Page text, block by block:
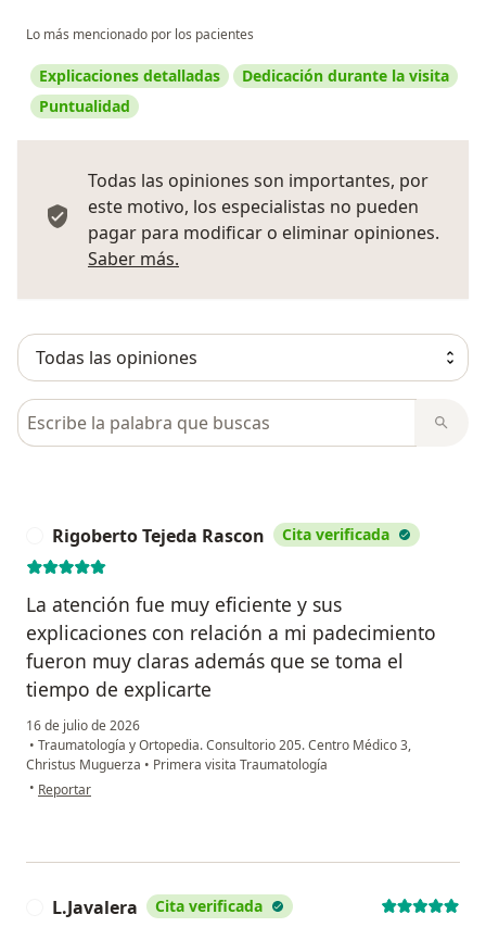
Lo más mencionado por los pacientes
Explicaciones detalladas
Dedicación durante la visita
Puntualidad
Todas las opiniones son importantes, por
este motivo, los especialistas no pueden
pagar para modificar o eliminar opiniones.
Saber más.
Busca en opiniones
Rigoberto Tejeda Rascon Cita verificada
La atención fue muy eficiente y sus
explicaciones con relación a mi padecimiento
fueron muy claras además que se toma el
tiempo de explicarte
16 de julio de 2026
• Traumatología y Ortopedia. Consultorio 205. Centro Médico 3,
Christus Muguerza • Primera visita Traumatología
• en opinión del usuario Rigoberto Tejeda Rascon
Reportar
L.Javalera Cita verificada